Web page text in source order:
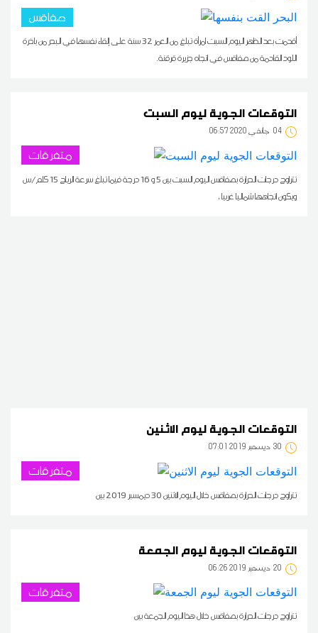
صفاقس
أقدمت بعد الظهر اليوم السبت امرأة تبلغ من العمر 32 سنة على إلقاء نفسها في البحر من باخرة
اللود القادمة من صفاقس في اتجاه جزيرة قرقنة.
التوقعات الجوية ليوم السبت
04 06:57 2020 جانفي
متفرقات
تتراوح درجات الحرارة بصفاقس اليوم السبت بين 5 و 16 درجة فيما تبلغ سرعة الرياح 15 كلم/س
ويكون اتجاهها شماليا غربيا ،
التوقعات الجوية ليوم الاثنين
30 07:01 2019 ديسمبر
متفرقات
تتراوح درجات الحرارة بصفاقس خلال اليوم الاثنين 30 ديمسبر 2019 بين
التوقعات الجوية ليوم الجمعة
20 06:26 2019 ديسمبر
متفرقات
تتراوح درجات الحرارة بصفاقس خلال هذا اليوم الجمعة بين